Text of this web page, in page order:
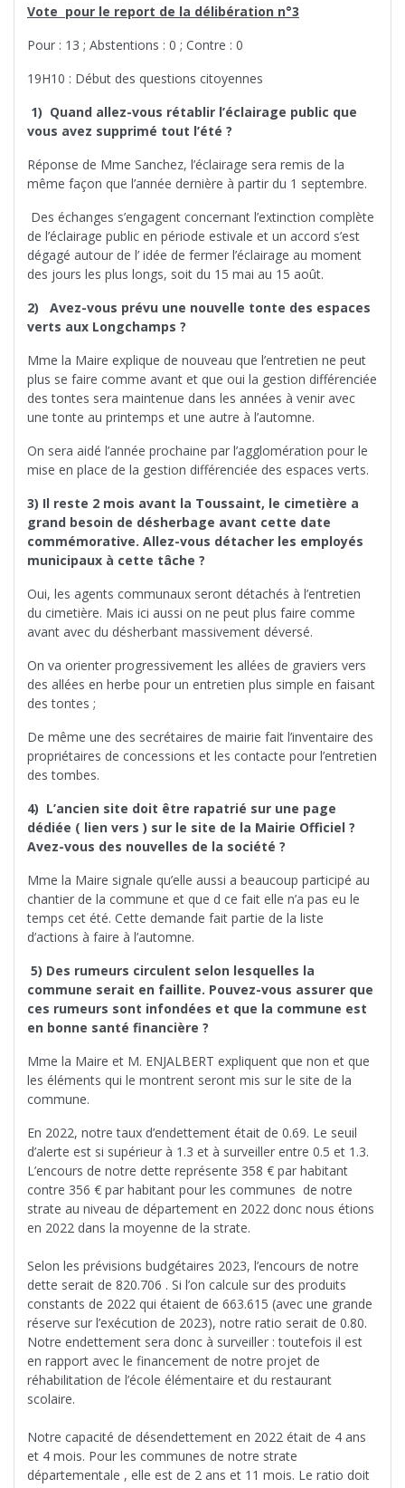
Vote pour le report de la délibération n°3
Pour : 13 ; Abstentions : 0 ; Contre : 0
19H10 : Début des questions citoyennes
1) Quand allez-vous rétablir l’éclairage public que
vous avez supprimé tout l’été ?
Réponse de Mme Sanchez, l’éclairage sera remis de la
même façon que l’année dernière à partir du 1 septembre.
Des échanges s’engagent concernant l’extinction complète
de l’éclairage public en période estivale et un accord s’est
dégagé autour de l’ idée de fermer l’éclairage au moment
des jours les plus longs, soit du 15 mai au 15 août.
2) Avez-vous prévu une nouvelle tonte des espaces
verts aux Longchamps ?
Mme la Maire explique de nouveau que l’entretien ne peut
plus se faire comme avant et que oui la gestion différenciée
des tontes sera maintenue dans les années à venir avec
une tonte au printemps et une autre à l’automne.
On sera aidé l’année prochaine par l’agglomération pour le
mise en place de la gestion différenciée des espaces verts.
3) Il reste 2 mois avant la Toussaint, le cimetière a
grand besoin de désherbage avant cette date
commémorative. Allez-vous détacher les employés
municipaux à cette tâche ?
Oui, les agents communaux seront détachés à l’entretien
du cimetière. Mais ici aussi on ne peut plus faire comme
avant avec du désherbant massivement déversé.
On va orienter progressivement les allées de graviers vers
des allées en herbe pour un entretien plus simple en faisant
des tontes ;
De même une des secrétaires de mairie fait l’inventaire des
propriétaires de concessions et les contacte pour l’entretien
des tombes.
4) L’ancien site doit être rapatrié sur une page
dédiée ( lien vers ) sur le site de la Mairie Officiel ?
Avez-vous des nouvelles de la société ?
Mme la Maire signale qu’elle aussi a beaucoup participé au
chantier de la commune et que d ce fait elle n’a pas eu le
temps cet été. Cette demande fait partie de la liste
d’actions à faire à l’automne.
5) Des rumeurs circulent selon lesquelles la
commune serait en faillite. Pouvez-vous assurer que
ces rumeurs sont infondées et que la commune est
en bonne santé financière ?
Mme la Maire et M. ENJALBERT expliquent que non et que
les éléments qui le montrent seront mis sur le site de la
commune.
En 2022, notre taux d’endettement était de 0.69. Le seuil
d’alerte est si supérieur à 1.3 et à surveiller entre 0.5 et 1.3.
L’encours de notre dette représente 358 € par habitant
contre 356 € par habitant pour les communes de notre
strate au niveau de département en 2022 donc nous étions
en 2022 dans la moyenne de la strate.
Selon les prévisions budgétaires 2023, l’encours de notre
dette serait de 820.706 . Si l’on calcule sur des produits
constants de 2022 qui étaient de 663.615 (avec une grande
réserve sur l’exécution de 2023), notre ratio serait de 0.80.
Notre endettement sera donc à surveiller : toutefois il est
en rapport avec le financement de notre projet de
réhabilitation de l’école élémentaire et du restaurant
scolaire.
Notre capacité de désendettement en 2022 était de 4 ans
et 4 mois. Pour les communes de notre strate
départementale , elle est de 2 ans et 11 mois. Le ratio doit